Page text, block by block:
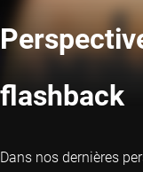
flashback
Dans nos dernières